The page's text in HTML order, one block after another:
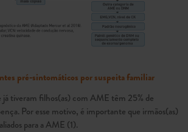
pré-sintomáticos por suspeita familiar
já tiveram filhos(as) com AME têm 25% de
Por esse motivo, é importante que irmãos(as)
para a AME (1).